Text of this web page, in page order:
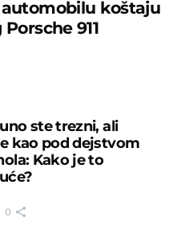
koštaju
911
ste trezni, ali
kao pod dejstvom
Kako je to
0